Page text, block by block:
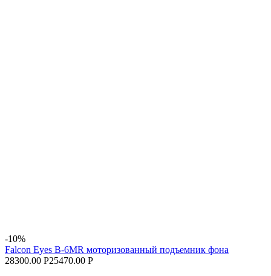
-10%
Falcon Eyes B-6MR моторизованный подъемник фона
28300.00 Р25470.00 Р